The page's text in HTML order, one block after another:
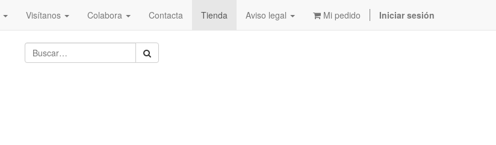
Visítanos Colabora Contacta Tienda Aviso legal Mi pedido Iniciar sesión